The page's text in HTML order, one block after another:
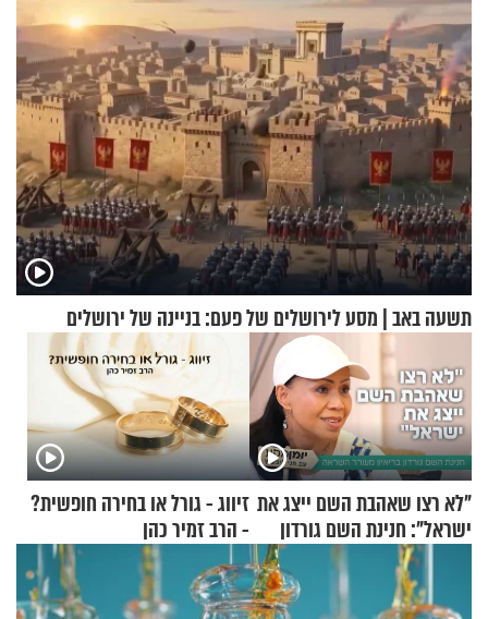
תשעה באב | מסע לירושלים של פעם: בניינה של ירושלים
"לא רצו שאהבת השם ייצג את
ישראל": חנינת השם גורדון
בריאיון מעורר השראה
זיווג - גורל או בחירה חופשית?
- הרב זמיר כהן